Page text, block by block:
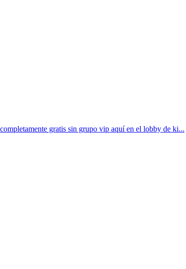
gratis sin grupo vip aquí en el lobby de ki...